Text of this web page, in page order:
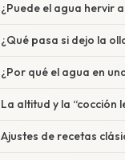
¿Puede el agua hervir
¿Qué pasa si dejo la
¿Por qué el agua en
La altitud y la “cocción
Ajustes de recetas